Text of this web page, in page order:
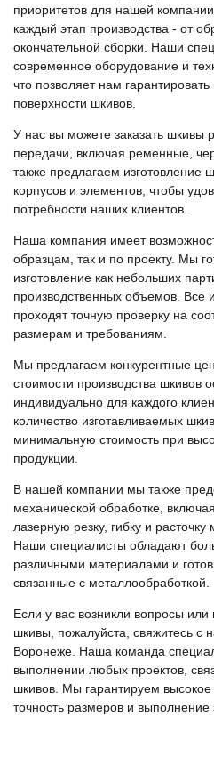
приоритетов для нашей
каждый этап производства - от
окончательной сборки. Наши
современное оборудование и
что позволяет нам
поверхности шкивов.
У нас вы можете заказать шкивы
передачи, включая ременные,
также предлагаем изготовление
корпусов и элементов, чтобы
потребности наших клиентов.
Наша компания имеет
образцам, так и по проекту. Мы
изготовление как небольших
производственных объемов. Все
проходят точную проверку на
размерам и требованиям.
Мы предлагаем конкурентные
стоимости производства шкивов
индивидуально для каждого
количество изготавливаемых
минимальную стоимость при
продукции.
В нашей компании мы также
механической обработке,
лазерную резку, гибку и
Наши специалисты обладают
различными материалами и
связанные с металлообработкой.
Если у вас возникли вопросы
шкивы, пожалуйста, свяжитесь
Воронеже. Наша команда
выполнении любых проектов,
шкивов. Мы гарантируем высокое
точность размеров и выполнение